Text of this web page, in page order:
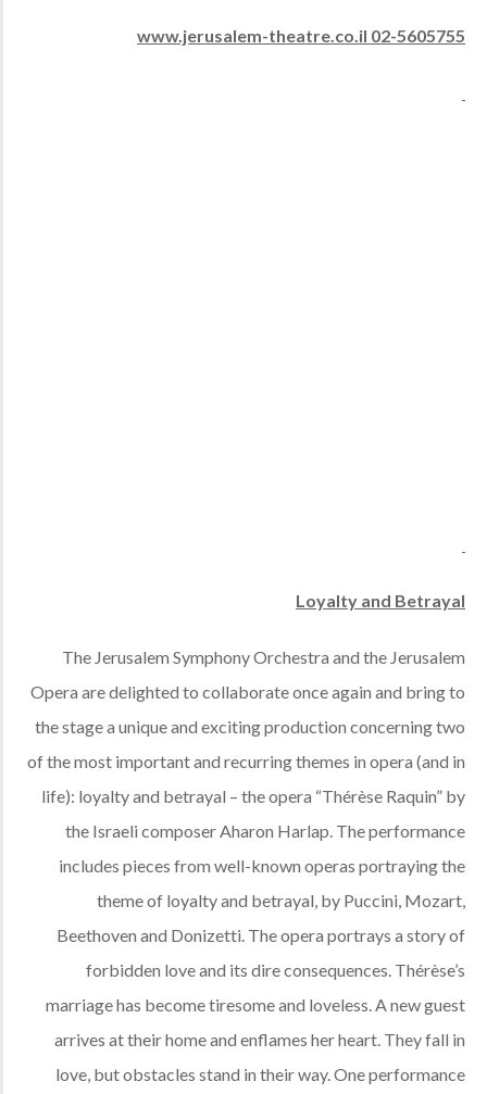
www.jerusalem-theatre.co.il 02-5605755
Loyalty and Betrayal
The Jerusalem Symphony Orchestra and the Jerusalem
Opera are delighted to collaborate once again and bring to
the stage a unique and exciting production concerning two
of the most important and recurring themes in opera (and in
life): loyalty and betrayal – the opera “Thérèse Raquin” by
the Israeli composer Aharon Harlap. The performance
includes pieces from well-known operas portraying the
theme of loyalty and betrayal, by Puccini, Mozart,
Beethoven and Donizetti. The opera portrays a story of
forbidden love and its dire consequences. Thérèse’s
marriage has become tiresome and loveless. A new guest
arrives at their home and enflames her heart. They fall in
love, but obstacles stand in their way. One performance